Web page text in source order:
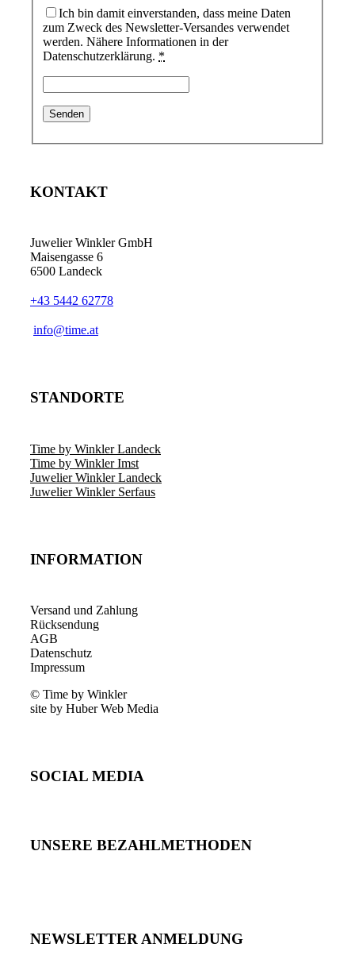
Ich bin damit einverstanden, dass meine Daten
zum Zweck des Newsletter-Versandes verwendet
werden. Nähere Informationen in der
Datenschutzerklärung. *
KONTAKT
Juwelier Winkler GmbH
Maisengasse 6
6500 Landeck
+43 5442 62778
info@time.at
STANDORTE
Time by Winkler Landeck
Time by Winkler Imst
Juwelier Winkler Landeck
Juwelier Winkler Serfaus
INFORMATION
Versand und Zahlung
Rücksendung
AGB
Datenschutz
Impressum
© Time by Winkler
site by Huber Web Media
SOCIAL MEDIA
UNSERE BEZAHLMETHODEN
NEWSLETTER ANMELDUNG